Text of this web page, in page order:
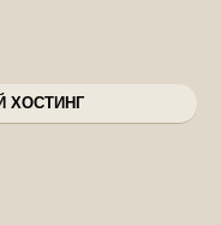
ХОСТИНГ